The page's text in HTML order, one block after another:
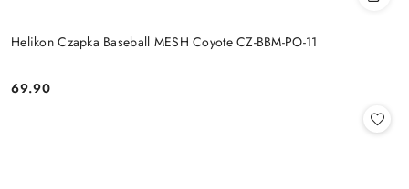
Helikon Czapka Baseball MESH Coyote CZ-BBM-PO-11
Cena:
69.90